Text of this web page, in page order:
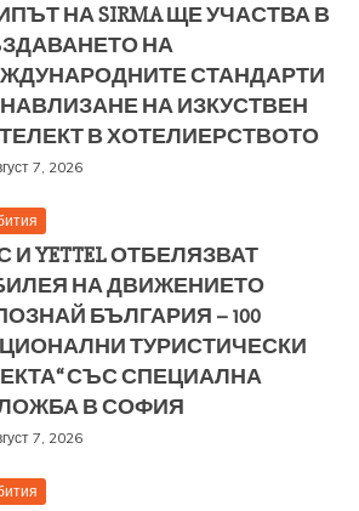
НА SIRMA ЩЕ УЧАСТВА В
НА
СТАНДАРТИ
НА ИЗКУСТВЕН
В ХОТЕЛИЕРСТВОТО
7, 2026
И YETTEL ОТБЕЛЯЗВАТ
НА ДВИЖЕНИЕТО
БЪЛГАРИЯ – 100
ТУРИСТИЧЕСКИ
СЪС СПЕЦИАЛНА
В СОФИЯ
7, 2026